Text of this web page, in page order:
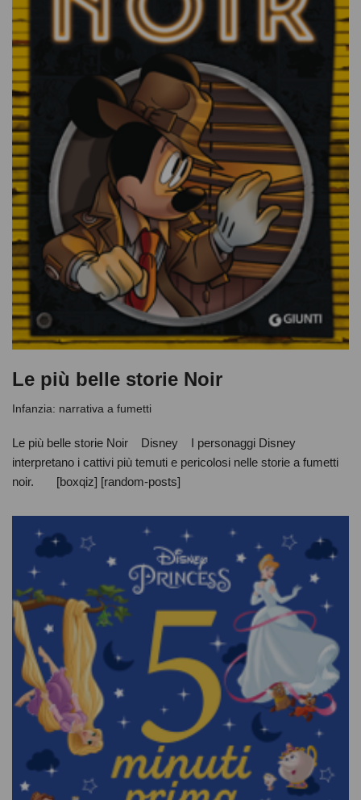
Le più belle storie Noir
Infanzia: narrativa a fumetti
Le più belle storie Noir Disney I personaggi Disney
interpretano i cattivi più temuti e pericolosi nelle storie a fumetti
noir. [boxqiz] [random-posts]